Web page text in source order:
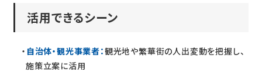
活用できるシーン
自治体・観光事業者：観光地や繁華街の人出変動を把握し、
施策立案に活用